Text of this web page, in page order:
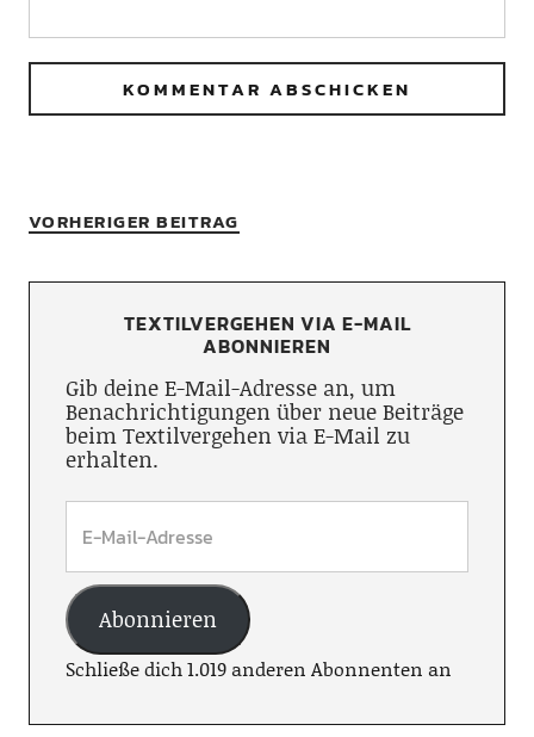
VORHERIGER BEITRAG
TEXTILVERGEHEN VIA E-MAIL
ABONNIEREN
Gib deine E-Mail-Adresse an, um
Benachrichtigungen über neue Beiträge
beim Textilvergehen via E-Mail zu
erhalten.
Abonnieren
Schließe dich 1.019 anderen Abonnenten an